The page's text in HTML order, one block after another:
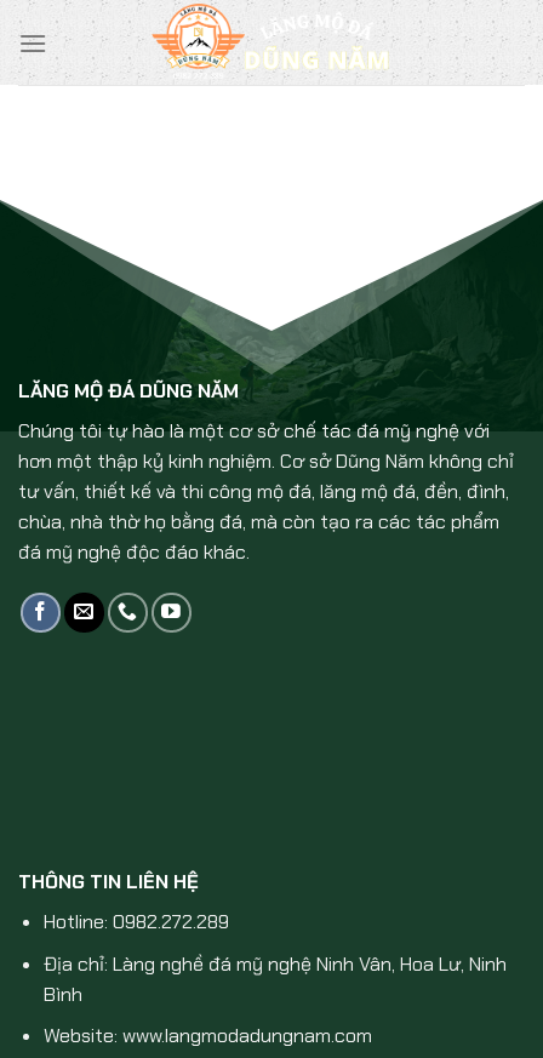
Chuyển
đến
nội
LĂNG MỘ ĐÁ DŨNG NĂM
Chúng tôi tự hào là một cơ sở chế tác đá mỹ nghệ với
hơn một thập kỷ kinh nghiệm. Cơ sở Dũng Năm không chỉ
tư vấn, thiết kế và thi công mộ đá, lăng mộ đá, đền, đình,
chùa, nhà thờ họ bằng đá, mà còn tạo ra các tác phẩm
đá mỹ nghệ độc đáo khác.
THÔNG TIN LIÊN HỆ
Hotline: 0982.272.289
Địa chỉ: Làng nghề đá mỹ nghệ Ninh Vân, Hoa Lư, Ninh
Bình
Website: www.langmodadungnam.com